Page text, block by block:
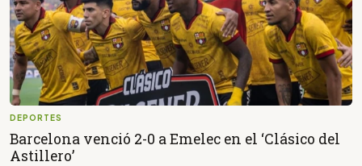
DEPORTES
Barcelona venció 2-0 a Emelec en el ‘Clásico del
Astillero’